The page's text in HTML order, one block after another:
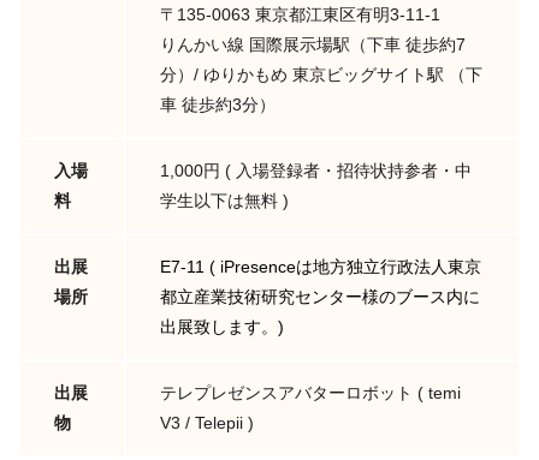
〒135-0063 東京都江東区有明3-11-1
りんかい線 国際展示場駅（下車 徒歩約7
分）/ ゆりかもめ 東京ビッグサイト駅 （下
車 徒歩約3分）
入場
料
1,000円 ( 入場登録者・招待状持参者・中
学生以下は無料 )
出展
場所
E7-11 ( iPresenceは地方独立行政法人東京
都立産業技術研究センター様のブース内に
出展致します。)
出展
物
テレプレゼンスアバターロボット ( temi
V3 / Telepii )